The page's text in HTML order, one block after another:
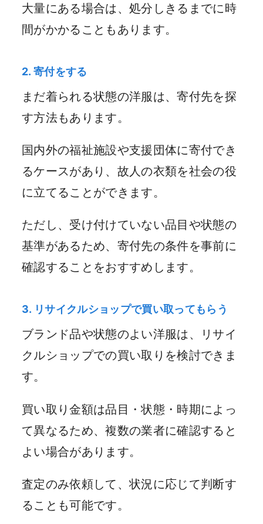
大量にある場合は、処分しきるまでに時
間がかかることもあります。
2. 寄付をする
まだ着られる状態の洋服は、寄付先を探
す方法もあります。
国内外の福祉施設や支援団体に寄付でき
るケースがあり、故人の衣類を社会の役
に立てることができます。
ただし、受け付けていない品目や状態の
基準があるため、寄付先の条件を事前に
確認することをおすすめします。
3. リサイクルショップで買い取ってもらう
ブランド品や状態のよい洋服は、リサイ
クルショップでの買い取りを検討できま
す。
買い取り金額は品目・状態・時期によっ
て異なるため、複数の業者に確認すると
よい場合があります。
査定のみ依頼して、状況に応じて判断す
ることも可能です。